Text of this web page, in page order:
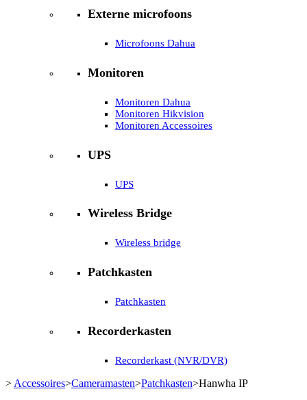
Externe microfoons
Microfoons Dahua
Monitoren
Monitoren Dahua
Monitoren Hikvision
Monitoren Accessoires
UPS
UPS
Wireless Bridge
Wireless bridge
Patchkasten
Patchkasten
Recorderkasten
Recorderkast (NVR/DVR)
> Accessoires>Cameramasten>Patchkasten>Hanwha IP